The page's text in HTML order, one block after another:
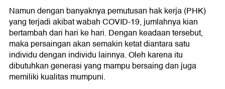
Namun dengan banyaknya pemutusan hak kerja (PHK)
yang terjadi akibat wabah COVID-19, jumlahnya kian
bertambah dari hari ke hari. Dengan keadaan tersebut,
maka persaingan akan semakin ketat diantara satu
individu dengan individu lainnya. Oleh karena itu
dibutuhkan generasi yang mampu bersaing dan juga
memiliki kualitas mumpuni.